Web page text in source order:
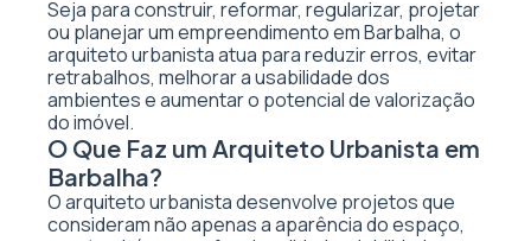
Seja para construir, reformar, regularizar, projetar
ou planejar um empreendimento em Barbalha, o
arquiteto urbanista atua para reduzir erros, evitar
retrabalhos, melhorar a usabilidade dos
ambientes e aumentar o potencial de valorização
do imóvel.
O Que Faz um Arquiteto Urbanista em
Barbalha?
O arquiteto urbanista desenvolve projetos que
consideram não apenas a aparência do espaço,